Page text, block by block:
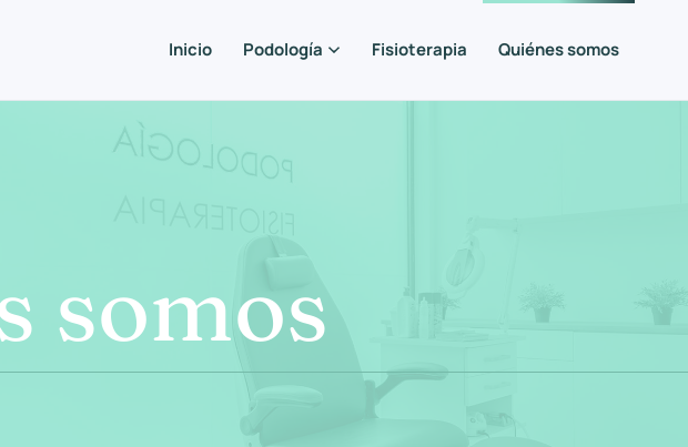
Inicio Podología Fisioterapia Quiénes somos
somos